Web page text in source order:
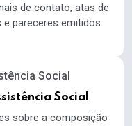
de contato, atas de
pareceres emitidos
Social
Social
sobre a composição